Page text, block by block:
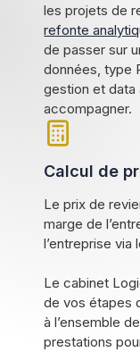
les projets de
refonte
de passer sur
données, type
gestion et data
accompagner.
Calcul de
Le prix de
marge de
l’entreprise via
Le cabinet
de vos étapes
à l’ensemble
prestations